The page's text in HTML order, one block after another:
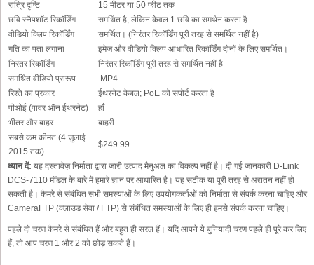
रात्रि दृष्टि
15 मीटर या 50 फीट तक
छवि स्नैपशॉट रिकॉर्डिंग
समर्थित है, लेकिन केवल 1 छवि का समर्थन करता है
वीडियो क्लिप रिकॉर्डिंग
समर्थित। (निरंतर रिकॉर्डिंग पूरी तरह से समर्थित नहीं है)
गति का पता लगाना
इमेज और वीडियो क्लिप आधारित रिकॉर्डिंग दोनों के लिए समर्थित।
निरंतर रिकॉर्डिंग
निरंतर रिकॉर्डिंग पूरी तरह से समर्थित नहीं है
समर्थित वीडियो प्रारूप
.MP4
रिश्ते का प्रकार
ईथरनेट केबल; PoE को सपोर्ट करता है
पीओई (पावर ऑन ईथरनेट)
हाँ
भीतर और बाहर
बाहरी
सबसे कम कीमत (4 जुलाई
2015 तक)
$249.99
ध्यान दें: यह दस्तावेज़ निर्माता द्वारा जारी उत्पाद मैनुअल का विकल्प नहीं है। दी गई जानकारी D-Link
DCS-7110 मॉडल के बारे में हमारे ज्ञान पर आधारित है। यह सटीक या पूरी तरह से अद्यतन नहीं हो
सकती है। कैमरे से संबंधित सभी समस्याओं के लिए उपयोगकर्ताओं को निर्माता से संपर्क करना चाहिए और
CameraFTP (क्लाउड सेवा / FTP) से संबंधित समस्याओं के लिए ही हमसे संपर्क करना चाहिए।
पहले दो चरण कैमरे से संबंधित हैं और बहुत ही सरल हैं। यदि आपने ये बुनियादी चरण पहले ही पूरे कर लिए
हैं, तो आप चरण 1 और 2 को छोड़ सकते हैं।